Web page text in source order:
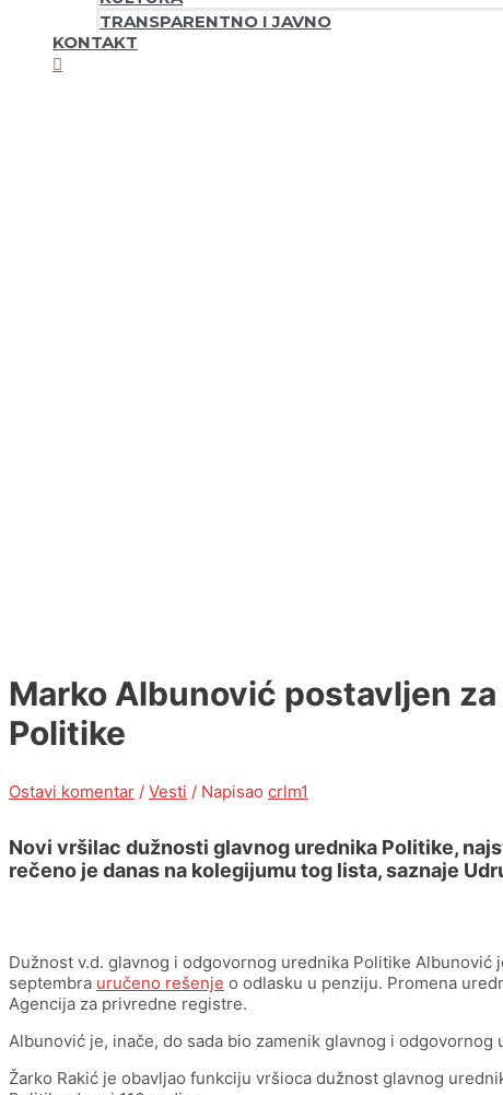
TRANSPARENTNO I JAVNO
KONTAKT
Marko Albunović postavljen
Politike
Ostavi komentar / Vesti / Napisao crlm1
Novi vršilac dužnosti glavnog urednika Politike,
rečeno je danas na kolegijumu tog lista, saznaje
Dužnost v.d. glavnog i odgovornog urednika Politike Albunović
septembra uručeno rešenje o odlasku u penziju. Promena
Agencija za privredne registre.
Albunović je, inače, do sada bio zamenik glavnog i odgovornog
Žarko Rakić je obavljao funkciju vršioca dužnost glavnog